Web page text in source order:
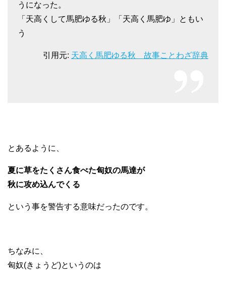
うになった。
「天高くして馬肥ゆる秋」「天高く馬肥ゆ」ともい
う
引用元: 天高く馬肥ゆる秋 故事ことわざ辞典
とあるように、
夏に草をたくさん食べた匈奴の馬達が
秋に攻め込んでくる
という事を警告する意味だったのです。
ちなみに、
匈奴(きょうど)というのは